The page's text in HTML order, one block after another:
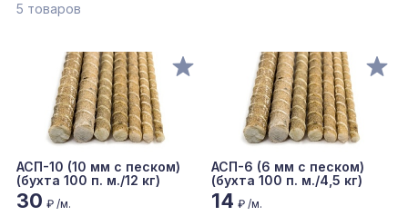
5 товаров
АСП-10 (10 мм с песком)
(бухта 100 п. м./12 кг)
30 ₽ /м.
АСП-6 (6 мм с песком)
(бухта 100 п. м./4,5 кг)
14 ₽ /м.